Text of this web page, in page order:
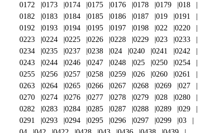
0172
0173 0174 0175 0176 0178 0179
018
0182
0183 0184 0185 0186 0187 019
0191
0192
0193 0194 0195 0197 0198 022
0220
0223
0224 0225 0226 0228 0229 023
0233
0234
0235 0237 0238 024 0240 0241
0242
0243
0244 0246 0247 0248 025 0250
0254
0255
0256 0257 0258 0259 026 0260
0261
0263
0264 0265 0266 0267 0268 0269
027
0270
0274 0276 0277 0278 0279 028
0280
0282
0283 0284 0285 0287 0288 0289
029
0291
0293 0294 0295 0296 0297 0299
03